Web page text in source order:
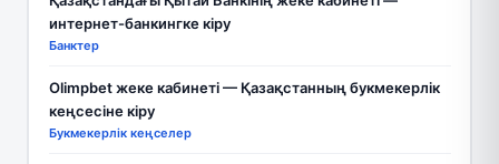
интернет-банкингке кіру
Банктер
Olimpbet жеке кабинеті — Қазақстанның букмекерлік
кеңсесіне кіру
Букмекерлік кеңселер